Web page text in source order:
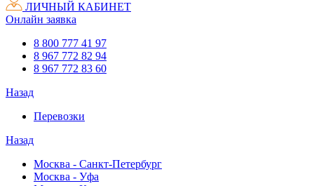
ЛИЧНЫЙ КАБИНЕТ
Онлайн заявка
8 800 777 41 97
8 967 772 82 94
8 967 772 83 60
Назад
Перевозки
Назад
Москва - Санкт-Петербург
Москва - Уфа